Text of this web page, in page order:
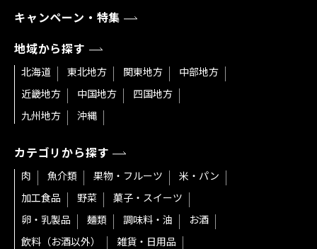
キャンペーン・特集
地域から探す
北海道 東北地方 関東地方
中部地方
近畿地方
中国地方
四国地方
九州地方
沖縄
カテゴリから探す
肉 魚介類 果物・フルーツ
米・パン
加工食品
野菜
菓子・スイーツ
卵・乳製品
麺類 調味料・油
お酒
飲料（お酒以外）
雑貨・日用品